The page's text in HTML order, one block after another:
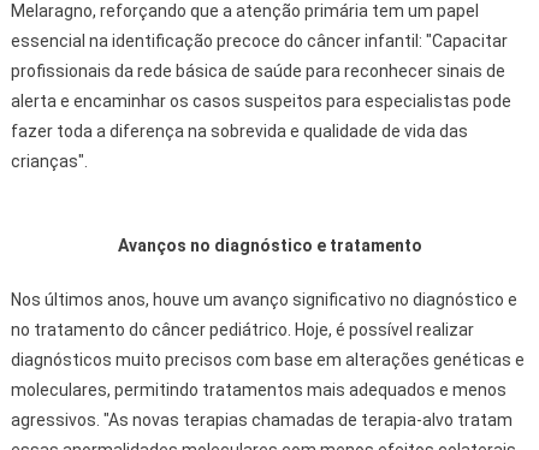
Melaragno, reforçando que a atenção primária tem um papel
essencial na identificação precoce do câncer infantil: "Capacitar
profissionais da rede básica de saúde para reconhecer sinais de
alerta e encaminhar os casos suspeitos para especialistas pode
fazer toda a diferença na sobrevida e qualidade de vida das
crianças".
Avanços no diagnóstico e tratamento
Nos últimos anos, houve um avanço significativo no diagnóstico e
no tratamento do câncer pediátrico. Hoje, é possível realizar
diagnósticos muito precisos com base em alterações genéticas e
moleculares, permitindo tratamentos mais adequados e menos
agressivos. "As novas terapias chamadas de terapia-alvo tratam